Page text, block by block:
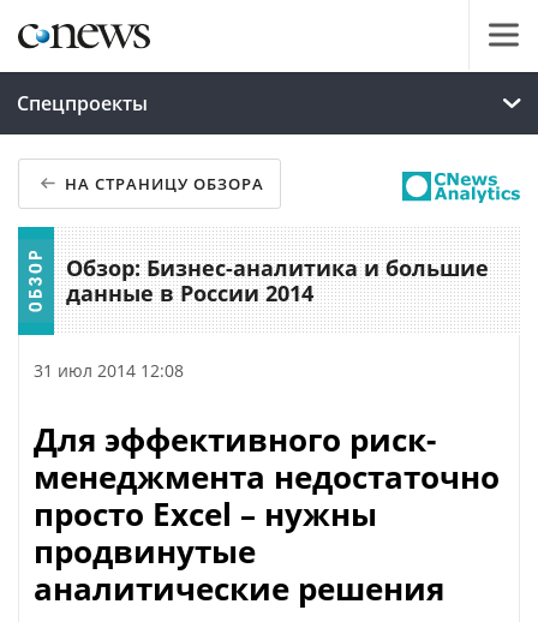
Спецпроекты
НА СТРАНИЦУ ОБЗОРА
Обзор: Бизнес-аналитика и большие
данные в России 2014
31 июл 2014 12:08
Для эффективного риск-
менеджмента недостаточно
просто Excel – нужны
продвинутые
аналитические решения